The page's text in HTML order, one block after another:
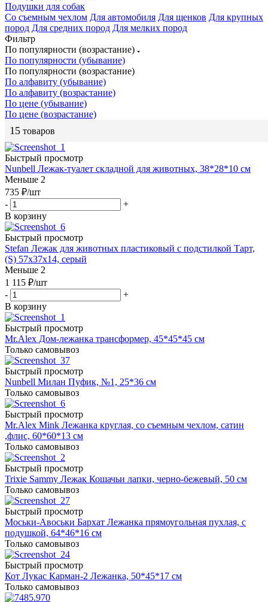
Подушки для собак
Со съемным чехлом Для автомобиля Для щенков Для крупных
пород Для средних пород Для мелких пород
Фильтр
По популярности (возрастание)
По популярности (убывание)
По популярности (возрастание)
По алфавиту (убывание)
По алфавиту (возрастание)
По цене (убывание)
По цене (возрастание)
15 товаров
Быстрый просмотр
Nunbell Лежак-туалет складной для животных, 38*28*10 см
Меньше 2
735 ₽/шт
-
+
В корзину
Быстрый просмотр
Stefan Лежак для животных пластиковый с подстилкой Тарт,
(S) 57х37х14, серый
Меньше 2
1 115 ₽/шт
-
+
В корзину
Быстрый просмотр
Mr.Alex Дом-лежанка трансформер, 45*45*45 см
Только самовывоз
Быстрый просмотр
Nunbell Милан Пуфик, №1, 25*36 см
Только самовывоз
Быстрый просмотр
Mr.Alex Mink Лежанка круглая, со съемным чехлом, сатин
,флис, 60*60*13 см
Только самовывоз
Быстрый просмотр
Trixie Sammy Лежак Кошачьи лапки, черно-бежевый, 50 см
Только самовывоз
Быстрый просмотр
Моськи-Авоськи Бархат Лежанка прямоугольная пухлая, с
подушкой, 64*46*16 см
Только самовывоз
Быстрый просмотр
Кот Лукас Карман-2 Лежанка, 50*45*17 см
Только самовывоз